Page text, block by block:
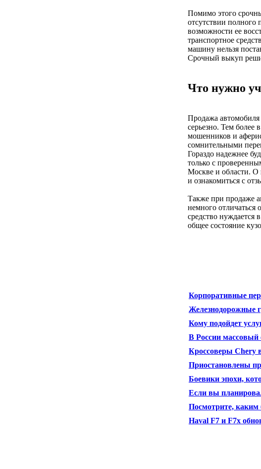
Помимо этого
отсутствии
возможности ее
транспортное
машину нельзя
Срочный выкуп
Что нужно
Продажа автомобиля
серьезно. Тем более
мошенников и
сомнительными
Гораздо надежнее
только с
Москве и области.
и ознакомиться с
Также при продаже
немного отличаться
средство нуждается
общее состояние
Корпоративные
Железнодорожные
Кому подойдет
В России массовый
Кроссоверы Chery
Приостановлены
Боевики эпохи,
Если вы
Посмотрите, каким
Haval F7 и F7x